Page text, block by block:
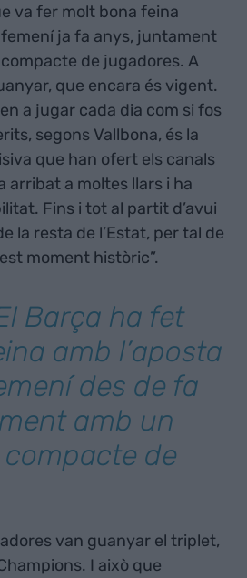
va fer molt bona feina
ja fa anys, juntament
de jugadores. A
que encara és vigent.
a jugar cada dia com si fos
segons Vallbona, és la
que han ofert els canals
arribat a moltes llars i ha
Fins i tot al partit d’avui
la resta de l’Estat, per tal de
moment històric”.
Barça ha fet
amb l’aposta
des de fa
amb un
de
van guanyar el triplet,
I això que